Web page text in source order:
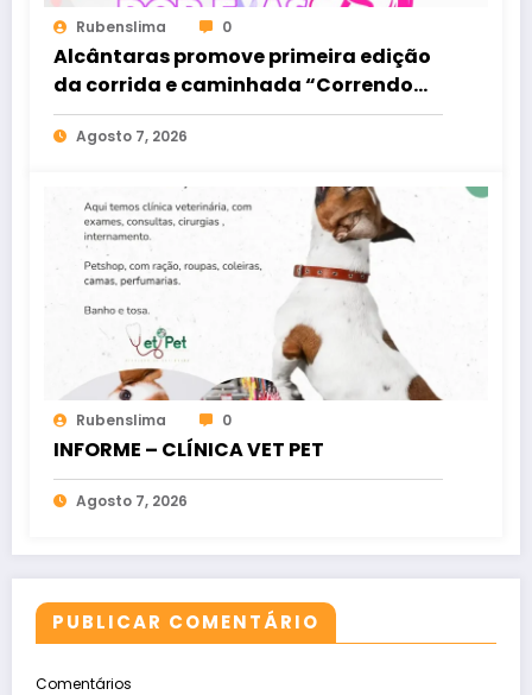
Rubenslima 0
Alcântaras promove primeira edição
da corrida e caminhada “Correndo
por Elas”
Agosto 7, 2026
Rubenslima 0
INFORME – CLÍNICA VET PET
Agosto 7, 2026
PUBLICAR COMENTÁRIO
Comentários